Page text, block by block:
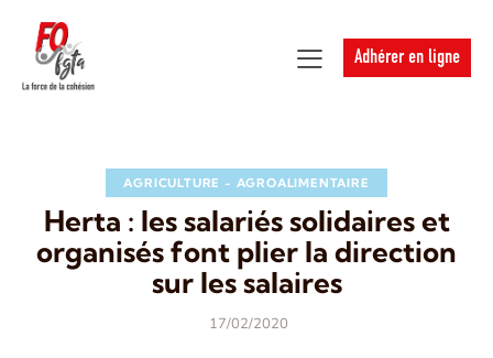
Adhérer en ligne
AGRICULTURE - AGROALIMENTAIRE
Herta : les salariés solidaires et
organisés font plier la direction
sur les salaires
17/02/2020